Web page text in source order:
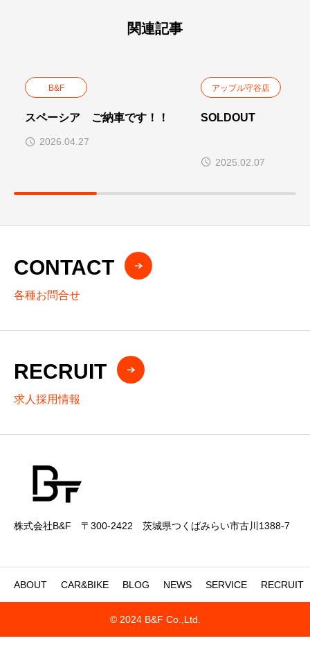
関連記事
B&F
スペーシア ご納車です！！
2026.04.27
アップル守谷店
ス1.8Sセーフティ
2025.02.07
CONTACT
各種お問合せ
RECRUIT
求人採用情報
株式会社B&F 〒300-2422 茨城県つくばみらい市古川1388-7
ABOUT CAR&BIKE BLOG NEWS SERVICE RECRUIT
© 2024 B&F Co.,Ltd.